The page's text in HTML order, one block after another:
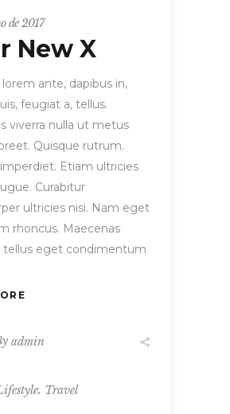
de 2017
New X
ante, dapibus in,
feugiat a, tellus.
viverra nulla ut metus
Quisque rutrum.
Etiam ultricies
Curabitur
ultricies nisi. Nam eget
rhoncus. Maecenas
tellus eget condimentum
admin
, Travel